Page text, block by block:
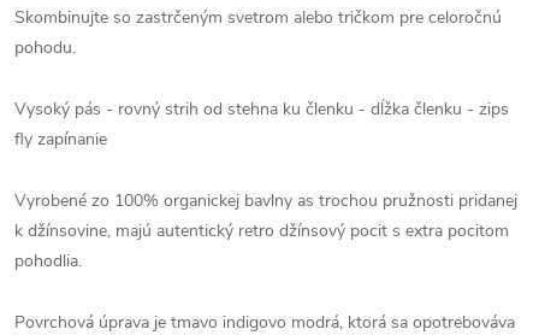
Skombinujte so zastrčeným svetrom alebo tričkom pre celoročnú
pohodu.
Vysoký pás - rovný strih od stehna ku členku - dĺžka členku - zips
fly zapínanie
Vyrobené zo 100% organickej bavlny as trochou pružnosti pridanej
k džínsovine, majú autentický retro džínsový pocit s extra pocitom
pohodlia.
Povrchová úprava je tmavo indigovo modrá, ktorá sa opotrebováva